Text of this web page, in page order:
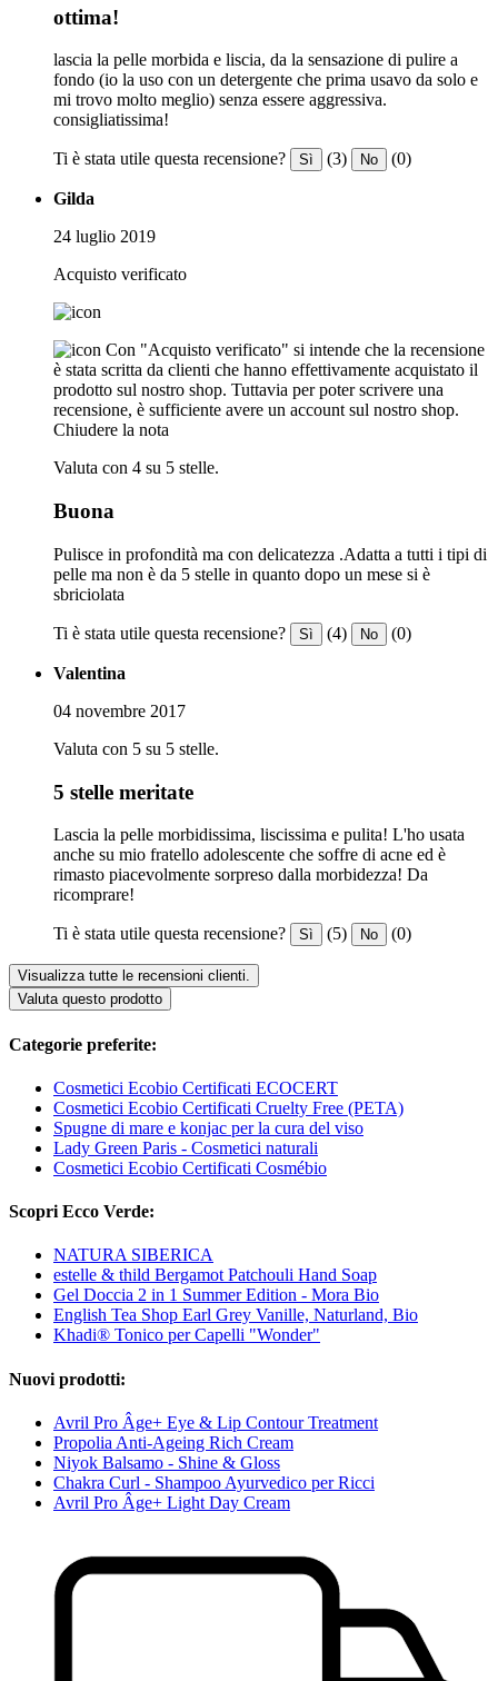
ottima!
lascia la pelle morbida e liscia, da la sensazione di pulire a
fondo (io la uso con un detergente che prima usavo da solo e
mi trovo molto meglio) senza essere aggressiva.
consigliatissima!
Ti è stata utile questa recensione? Sì (3) No (0)
Gilda
24 luglio 2019
Acquisto verificato
Con "Acquisto verificato" si intende che la recensione
è stata scritta da clienti che hanno effettivamente acquistato il
prodotto sul nostro shop. Tuttavia per poter scrivere una
recensione, è sufficiente avere un account sul nostro shop.
Chiudere la nota
Valuta con 4 su 5 stelle.
Buona
Pulisce in profondità ma con delicatezza .Adatta a tutti i tipi di
pelle ma non è da 5 stelle in quanto dopo un mese si è
sbriciolata
Ti è stata utile questa recensione? Sì (4) No (0)
Valentina
04 novembre 2017
Valuta con 5 su 5 stelle.
5 stelle meritate
Lascia la pelle morbidissima, liscissima e pulita! L'ho usata
anche su mio fratello adolescente che soffre di acne ed è
rimasto piacevolmente sorpreso dalla morbidezza! Da
ricomprare!
Ti è stata utile questa recensione? Sì (5) No (0)
Visualizza tutte le recensioni clienti.
Valuta questo prodotto
Categorie preferite:
Cosmetici Ecobio Certificati ECOCERT
Cosmetici Ecobio Certificati Cruelty Free (PETA)
Spugne di mare e konjac per la cura del viso
Lady Green Paris - Cosmetici naturali
Cosmetici Ecobio Certificati Cosmébio
Scopri Ecco Verde:
NATURA SIBERICA
estelle & thild Bergamot Patchouli Hand Soap
Gel Doccia 2 in 1 Summer Edition - Mora Bio
English Tea Shop Earl Grey Vanille, Naturland, Bio
Khadi® Tonico per Capelli "Wonder"
Nuovi prodotti:
Avril Pro Âge+ Eye & Lip Contour Treatment
Propolia Anti-Ageing Rich Cream
Niyok Balsamo - Shine & Gloss
Chakra Curl - Shampoo Ayurvedico per Ricci
Avril Pro Âge+ Light Day Cream